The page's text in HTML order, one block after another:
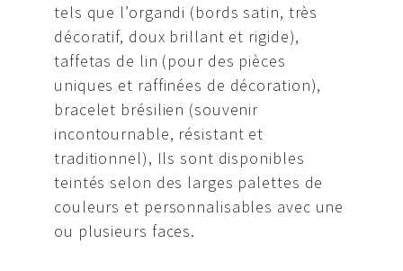
tels que l’organdi (bords satin, très
décoratif, doux brillant et rigide),
taffetas de lin (pour des pièces
uniques et raffinées de décoration),
bracelet brésilien (souvenir
incontournable, résistant et
traditionnel), Ils sont disponibles
teintés selon des larges palettes de
couleurs et personnalisables avec une
ou plusieurs faces.